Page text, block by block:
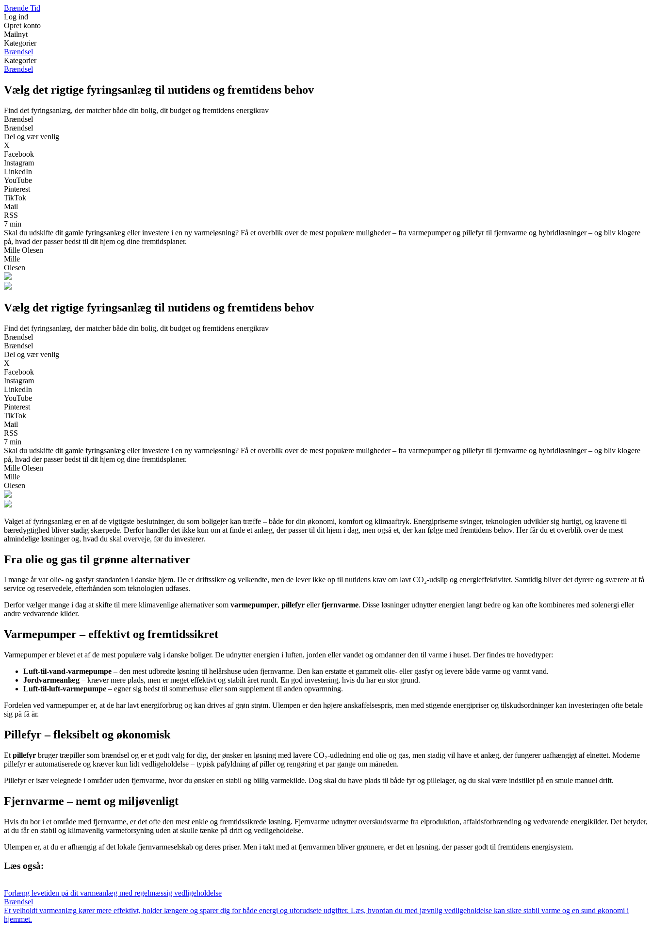
Brænde Tid
Log ind
Opret konto
Mailnyt
Kategorier
Brændsel
Kategorier
Brændsel
Vælg det rigtige fyringsanlæg til nutidens og fremtidens behov
Find det fyringsanlæg, der matcher både din bolig, dit budget og fremtidens energikrav
Brændsel
Brændsel
Del og vær venlig
X
Facebook
Instagram
LinkedIn
YouTube
Pinterest
TikTok
Mail
RSS
7 min
Skal du udskifte dit gamle fyringsanlæg eller investere i en ny varmeløsning? Få et overblik over de mest populære muligheder – fra varmepumper og pillefyr til fjernvarme og hybridløsninger – og bliv klogere
på, hvad der passer bedst til dit hjem og dine fremtidsplaner.
Mille Olesen
Mille
Olesen
Vælg det rigtige fyringsanlæg til nutidens og fremtidens behov
Find det fyringsanlæg, der matcher både din bolig, dit budget og fremtidens energikrav
Brændsel
Brændsel
Del og vær venlig
X
Facebook
Instagram
LinkedIn
YouTube
Pinterest
TikTok
Mail
RSS
7 min
Skal du udskifte dit gamle fyringsanlæg eller investere i en ny varmeløsning? Få et overblik over de mest populære muligheder – fra varmepumper og pillefyr til fjernvarme og hybridløsninger – og bliv klogere
på, hvad der passer bedst til dit hjem og dine fremtidsplaner.
Mille Olesen
Mille
Olesen
Valget af fyringsanlæg er en af de vigtigste beslutninger, du som boligejer kan træffe – både for din økonomi, komfort og klimaaftryk. Energipriserne svinger, teknologien udvikler sig hurtigt, og kravene til
bæredygtighed bliver stadig skærpede. Derfor handler det ikke kun om at finde et anlæg, der passer til dit hjem i dag, men også et, der kan følge med fremtidens behov. Her får du et overblik over de mest
almindelige løsninger og, hvad du skal overveje, før du investerer.
Fra olie og gas til grønne alternativer
I mange år var olie- og gasfyr standarden i danske hjem. De er driftssikre og velkendte, men de lever ikke op til nutidens krav om lavt CO₂-udslip og energieffektivitet. Samtidig bliver det dyrere og sværere at få
service og reservedele, efterhånden som teknologien udfases.
Derfor vælger mange i dag at skifte til mere klimavenlige alternativer som varmepumper, pillefyr ellerfjernvarme. Disse løsninger udnytter energien langt bedre og kan ofte kombineres med solenergi eller
andre vedvarende kilder.
Varmepumper – effektivt og fremtidssikret
Varmepumper er blevet et af de mest populære valg i danske boliger. De udnytter energien i luften, jorden eller vandet og omdanner den til varme i huset. Der findes tre hovedtyper:
Luft-til-vand-varmepumpe – den mest udbredte løsning til helårshuse uden fjernvarme. Den kan erstatte et gammelt olie- eller gasfyr og levere både varme og varmt vand.
Jordvarmeanlæg – kræver mere plads, men er meget effektivt og stabilt året rundt. En god investering, hvis du har en stor grund.
Luft-til-luft-varmepumpe – egner sig bedst til sommerhuse eller som supplement til anden opvarmning.
Fordelen ved varmepumper er, at de har lavt energiforbrug og kan drives af grøn strøm. Ulempen er den højere anskaffelsespris, men med stigende energipriser og tilskudsordninger kan investeringen ofte betale
sig på få år.
Pillefyr – fleksibelt og økonomisk
Et pillefyr bruger træpiller som brændsel og er et godt valg for dig, der ønsker en løsning med lavere CO₂-udledning end olie og gas, men stadig vil have et anlæg, der fungerer uafhængigt af elnettet. Moderne
pillefyr er automatiserede og kræver kun lidt vedligeholdelse – typisk påfyldning af piller og rengøring et par gange om måneden.
Pillefyr er især velegnede i områder uden fjernvarme, hvor du ønsker en stabil og billig varmekilde. Dog skal du have plads til både fyr og pillelager, og du skal være indstillet på en smule manuel drift.
Fjernvarme – nemt og miljøvenligt
Hvis du bor i et område med fjernvarme, er det ofte den mest enkle og fremtidssikrede løsning. Fjernvarme udnytter overskudsvarme fra elproduktion, affaldsforbrænding og vedvarende energikilder. Det betyder,
at du får en stabil og klimavenlig varmeforsyning uden at skulle tænke på drift og vedligeholdelse.
Ulempen er, at du er afhængig af det lokale fjernvarmeselskab og deres priser. Men i takt med at fjernvarmen bliver grønnere, er det en løsning, der passer godt til fremtidens energisystem.
Læs også:
Forlæng levetiden på dit varmeanlæg med regelmæssig vedligeholdelse
Brændsel
Et velholdt varmeanlæg kører mere effektivt, holder længere og sparer dig for både energi og uforudsete udgifter. Læs, hvordan du med jævnlig vedligeholdelse kan sikre stabil varme og en sund økonomi i
hjemmet.